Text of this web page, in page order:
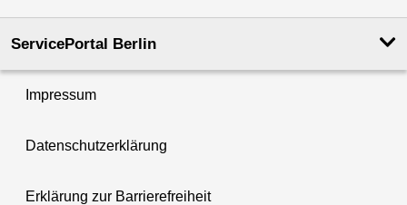
ServicePortal Berlin
Impressum
Datenschutzerklärung
Erklärung zur Barrierefreiheit